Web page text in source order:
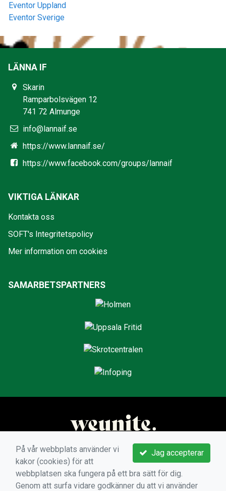
Eventor Uppland
Eventor Sverige
LÄNNA IF
Skarin
Ramparbolsvägen 12
741 72 Almunge
info@lannaif.se
https://www.lannaif.se/
https://www.facebook.com/groups/lannaif
VIKTIGA LÄNKAR
Kontakta oss
SOFT's Integritetspolicy
Mer information om cookies
SAMARBETSPARTNERS
Jag accepterar
På vår webbplats använder vi
kakor (cookies) för att
webbplatsen ska fungera på ett bra sätt för dig.
Genom att surfa vidare godkänner du att vi använder